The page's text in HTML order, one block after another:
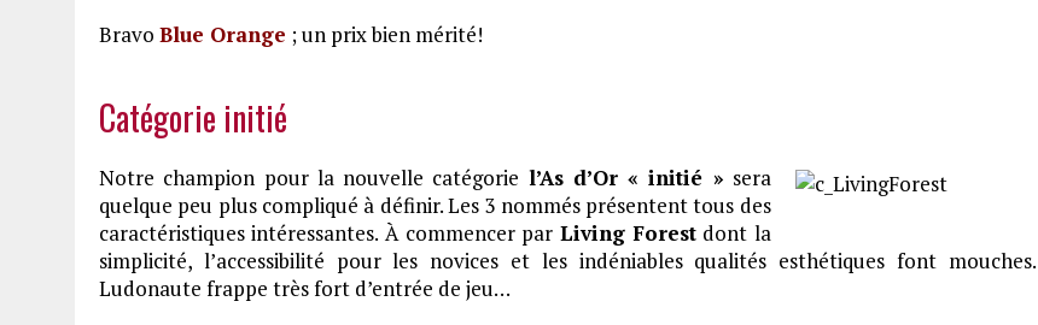
Bravo Blue Orange ; un prix bien mérité!
Catégorie initié
Notre champion pour la nouvelle catégorie l’As d’Or « initié » sera
quelque peu plus compliqué à définir. Les 3 nommés présentent tous des
caractéristiques intéressantes. À commencer par Living Forest dont la
simplicité, l’accessibilité pour les novices et les indéniables qualités esthétiques font mouches.
Ludonaute frappe très fort d’entrée de jeu…